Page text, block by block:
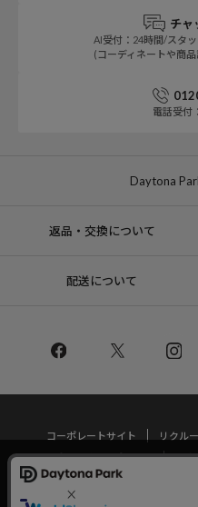
チャ
AI受付：24時間/スタ
(コーディネートや商
電話受付
Daytona
返品・交換について
配送について
コーポレートサイト リクルー
プライバシーポリシー
特定
当サイトでは利用体験の向上および
の分析を目的としてCookieを使用して